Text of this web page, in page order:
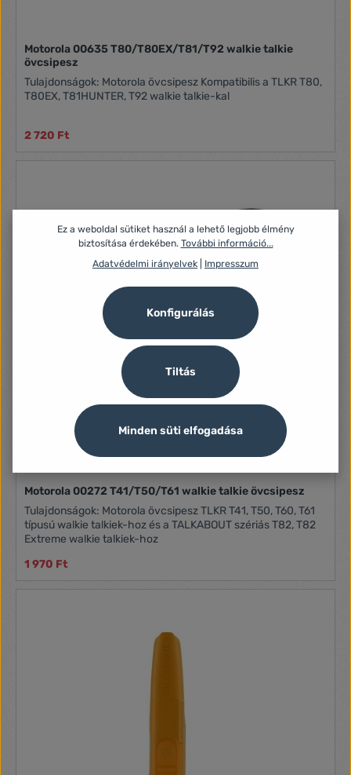
Motorola 00635 T80/T80EX/T81/T92 walkie talkie
övcsipesz
Tulajdonságok: Motorola övcsipesz Kompatibilis a TLKR T80,
T80EX, T81HUNTER, T92 walkie talkie-kal
2 720 Ft
Motorola 00272 T41/T50/T61 walkie talkie övcsipesz
Tulajdonságok: Motorola övcsipesz TLKR T41, T50, T60, T61
típusú walkie talkiek-hoz és a TALKABOUT szériás T82, T82
Extreme walkie talkiek-hoz
1 970 Ft
Ez a weboldal sütiket használ a lehető legjobb élmény
biztosítása érdekében. További információ...
Adatvédelmi irányelvek
Impresszum
Tiltás
Konfigurálás
Minden süti elfogadása